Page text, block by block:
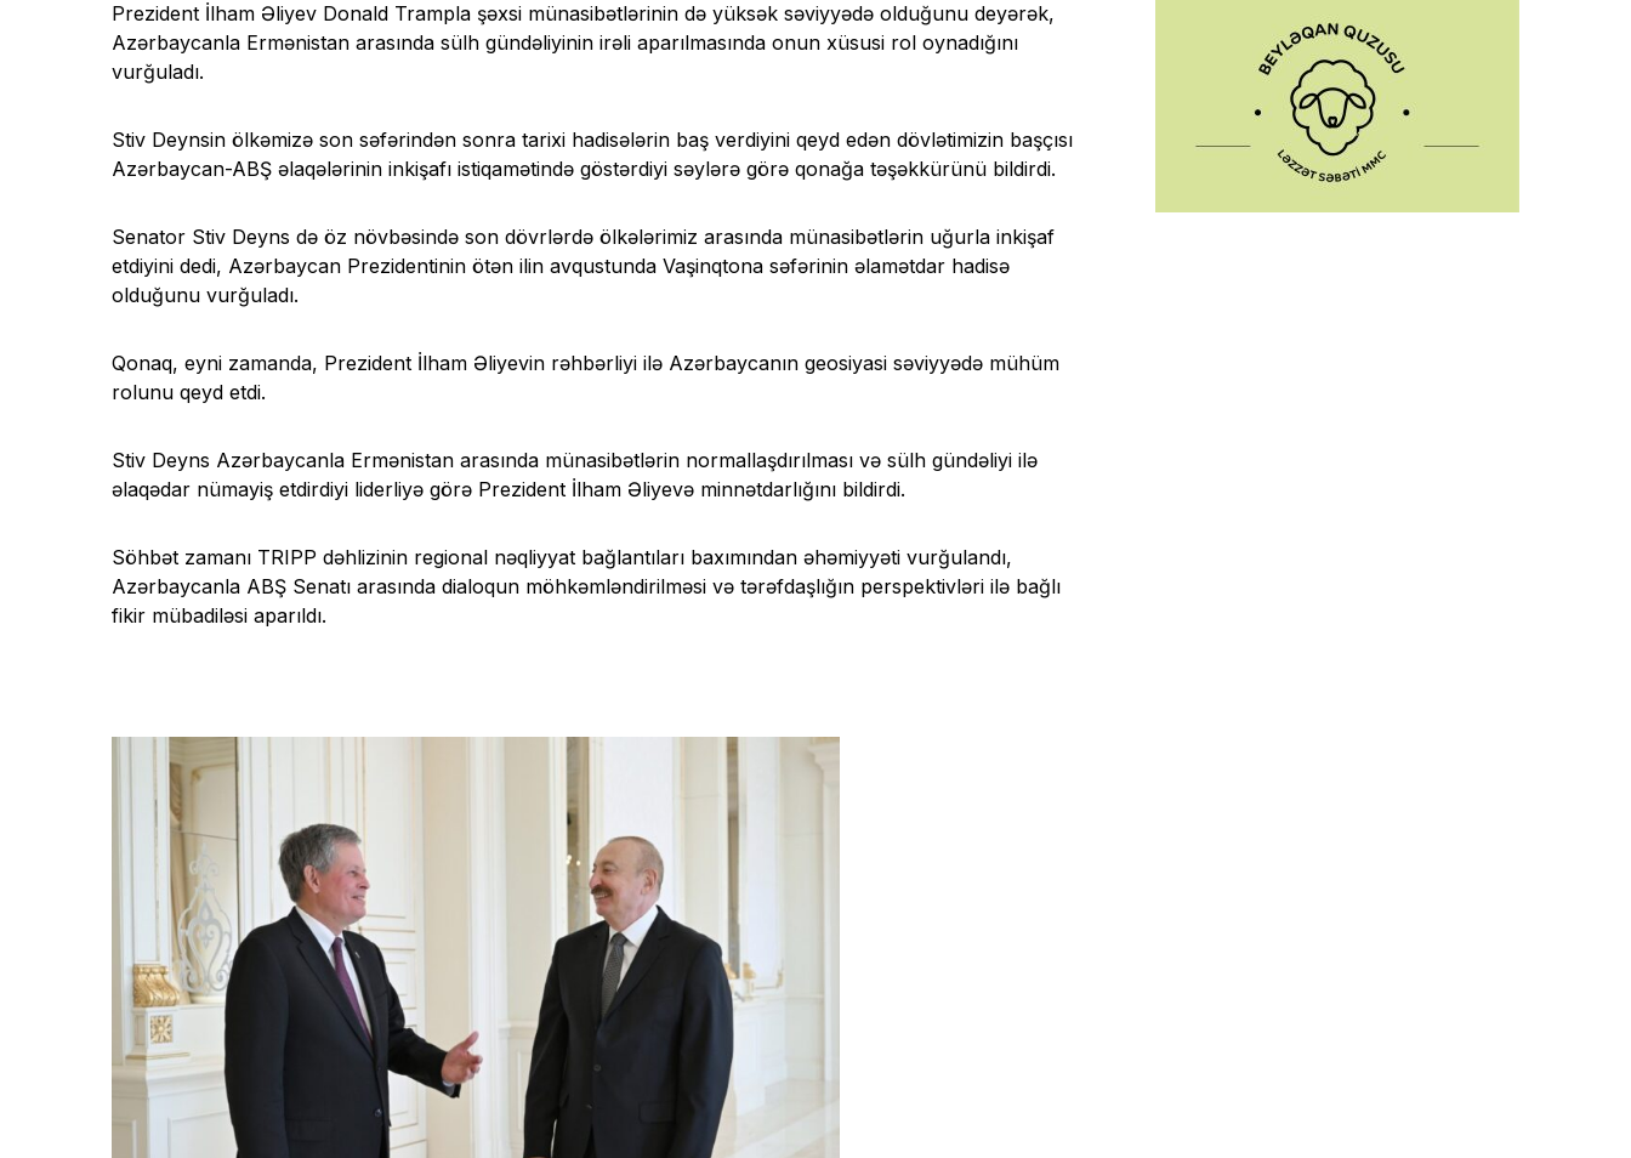
Prezident İlham Əliyev Donald Trampla şəxsi münasibətlərinin də yüksək səviyyədə olduğunu deyərək,
Azərbaycanla Ermənistan arasında sülh gündəliyinin irəli aparılmasında onun xüsusi rol oynadığını
vurğuladı.
Stiv Deynsin ölkəmizə son səfərindən sonra tarixi hadisələrin baş verdiyini qeyd edən dövlətimizin başçısı
Azərbaycan-ABŞ əlaqələrinin inkişafı istiqamətində göstərdiyi səylərə görə qonağa təşəkkürünü bildirdi.
Senator Stiv Deyns də öz növbəsində son dövrlərdə ölkələrimiz arasında münasibətlərin uğurla inkişaf
etdiyini dedi, Azərbaycan Prezidentinin ötən ilin avqustunda Vaşinqtona səfərinin əlamətdar hadisə
olduğunu vurğuladı.
Qonaq, eyni zamanda, Prezident İlham Əliyevin rəhbərliyi ilə Azərbaycanın geosiyasi səviyyədə mühüm
rolunu qeyd etdi.
Stiv Deyns Azərbaycanla Ermənistan arasında münasibətlərin normallaşdırılması və sülh gündəliyi ilə
əlaqədar nümayiş etdirdiyi liderliyə görə Prezident İlham Əliyevə minnətdarlığını bildirdi.
Söhbət zamanı TRIPP dəhlizinin regional nəqliyyat bağlantıları baxımından əhəmiyyəti vurğulandı,
Azərbaycanla ABŞ Senatı arasında dialoqun möhkəmləndirilməsi və tərəfdaşlığın perspektivləri ilə bağlı
fikir mübadiləsi aparıldı.